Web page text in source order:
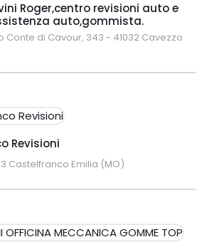
Roger,centro revisioni auto e
auto,gommista.
Conte di Cavour, 343 - 41032 Cavezzo
Revisioni
Castelfranco Emilia (MO)